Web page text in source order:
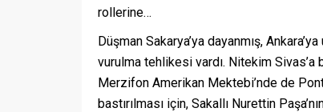
rollerine…
Düşman Sakarya’ya dayanmış,
vurulma tehlikesi vardı. Nitekim Sivas’a
Merzifon Amerikan Mektebi’nde de
bastırılması için, Sakallı Nurettin